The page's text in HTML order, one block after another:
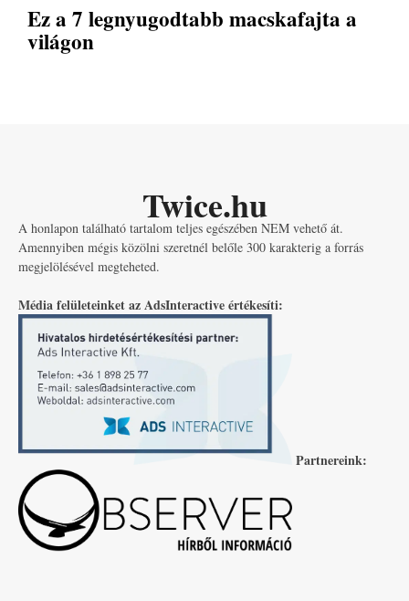
Ez a 7 legnyugodtabb macskafajta a
világon
Twice.hu
A honlapon található tartalom teljes egészében NEM vehető át.
Amennyiben mégis közölni szeretnél belőle 300 karakterig a forrás
megjelölésével megteheted.
Média felületeinket az AdsInteractive értékesíti:
Partnereink: